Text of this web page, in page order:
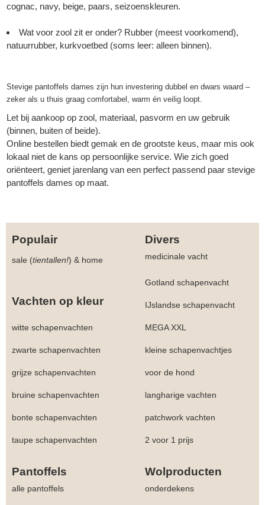
cognac, navy, beige, paars, seizoenskleuren.
Wat voor zool zit er onder? Rubber (meest voorkomend),
natuurrubber, kurkvoetbed (soms leer: alleen binnen).
Stevige pantoffels dames zijn hun investering dubbel en dwars waard –
zeker als u thuis graag comfortabel, warm én veilig loopt.
Let bij aankoop op zool, materiaal, pasvorm en uw gebruik
(binnen, buiten of beide).
Online bestellen biedt gemak en de grootste keus, maar mis ook
lokaal niet de kans op persoonlijke service. Wie zich goed
oriënteert, geniet jarenlang van een perfect passend paar stevige
pantoffels dames op maat.
Populair Divers
sale (tientallen!) & home medicinale vacht
Gotland schapenvacht
Vachten op kleur IJslandse schapenvacht
witte schapenvachten MEGA XXL
zwarte schapenvachten kleine schapenvachtjes
grijze schapenvachten voor de hond
bruine schapenvachten langharige vachten
bonte schapenvachten patchwork vachten
taupe schapenvachten 2 voor 1 prijs
Pantoffels Wolproducten
alle pantoffels onderdekens